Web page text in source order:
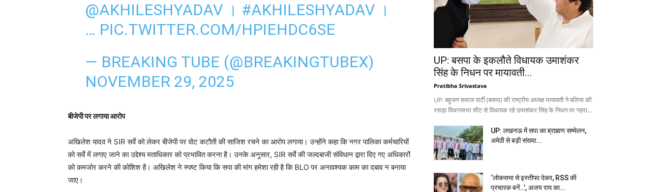
@AKHILESHYADAV। #AKHILESHYADAV।
… PIC.TWITTER.COM/HPIEHDC6SE
— BREAKING TUBE (@BREAKINGTUBEX)
NOVEMBER 29, 2025
बीजेपी पर लगाया आरोप
अखिलेश यादव ने SIRसर्वेको लेकर बीजेपी पर वोट कटौती की साजिश रचने का आरोप लगाया। उन्होंने कहा कि नगर पालिका कर्मचारियों
कोसर्वेमें लगाए जाने का उद्देश्य मताधिकार को प्रभावित करना है। उनके अनुसार, SIRसर्वेकी जल्दबाजी संविधान द्वारा दिए गए अधिकारों
को कमजोर करने की कोशिश है। अखिलेश ने स्पष्ट किया किसपाकी मांग हमेशा रही है कि BLOपर अनावश्यक काम का दबाव न बनाया
जाए।
UP: बसपा के इकलौते विधायक उमाशंकर
सिंह के निधन पर मायावती...
Pratibha Srivastava
UP: बहुजन समाज पार्टी (बसपा) की राष्ट्रीय अध्यक्ष मायावती ने बलिया की
रसड़ा विधानसभा सीट से विधायक रहे उमाशंकर सिंह के निधन पर गहरा...
UP: लखनऊ में सपा का ब्राह्मण सम्मेलन,
अमेठी से बड़ी संख्या...
‘लोकसभा से इस्तीफा देकर, RSS की
प्रचारक बनें…’, अजय राय का...